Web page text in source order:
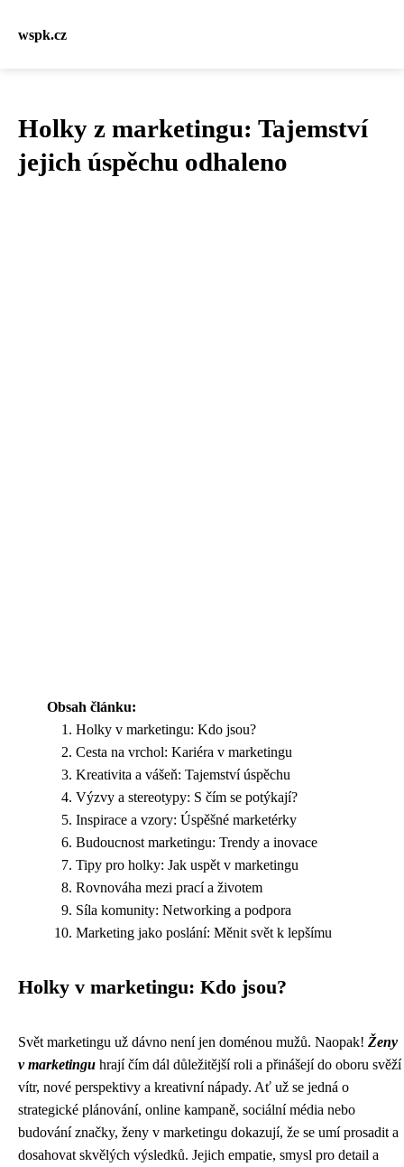
wspk.cz
Holky z marketingu: Tajemství
jejich úspěchu odhaleno
Obsah článku:
Holky v marketingu: Kdo jsou?
Cesta na vrchol: Kariéra v marketingu
Kreativita a vášeň: Tajemství úspěchu
Výzvy a stereotypy: S čím se potýkají?
Inspirace a vzory: Úspěšné marketérky
Budoucnost marketingu: Trendy a inovace
Tipy pro holky: Jak uspět v marketingu
Rovnováha mezi prací a životem
Síla komunity: Networking a podpora
Marketing jako poslání: Měnit svět k lepšímu
Holky v marketingu: Kdo jsou?
Svět marketingu už dávno není jen doménou mužů. Naopak! Ženy
v marketingu hrají čím dál důležitější roli a přinášejí do oboru svěží
vítr, nové perspektivy a kreativní nápady. Ať už se jedná o
strategické plánování, online kampaně, sociální média nebo
budování značky, ženy v marketingu dokazují, že se umí prosadit a
dosahovat skvělých výsledků. Jejich empatie, smysl pro detail a